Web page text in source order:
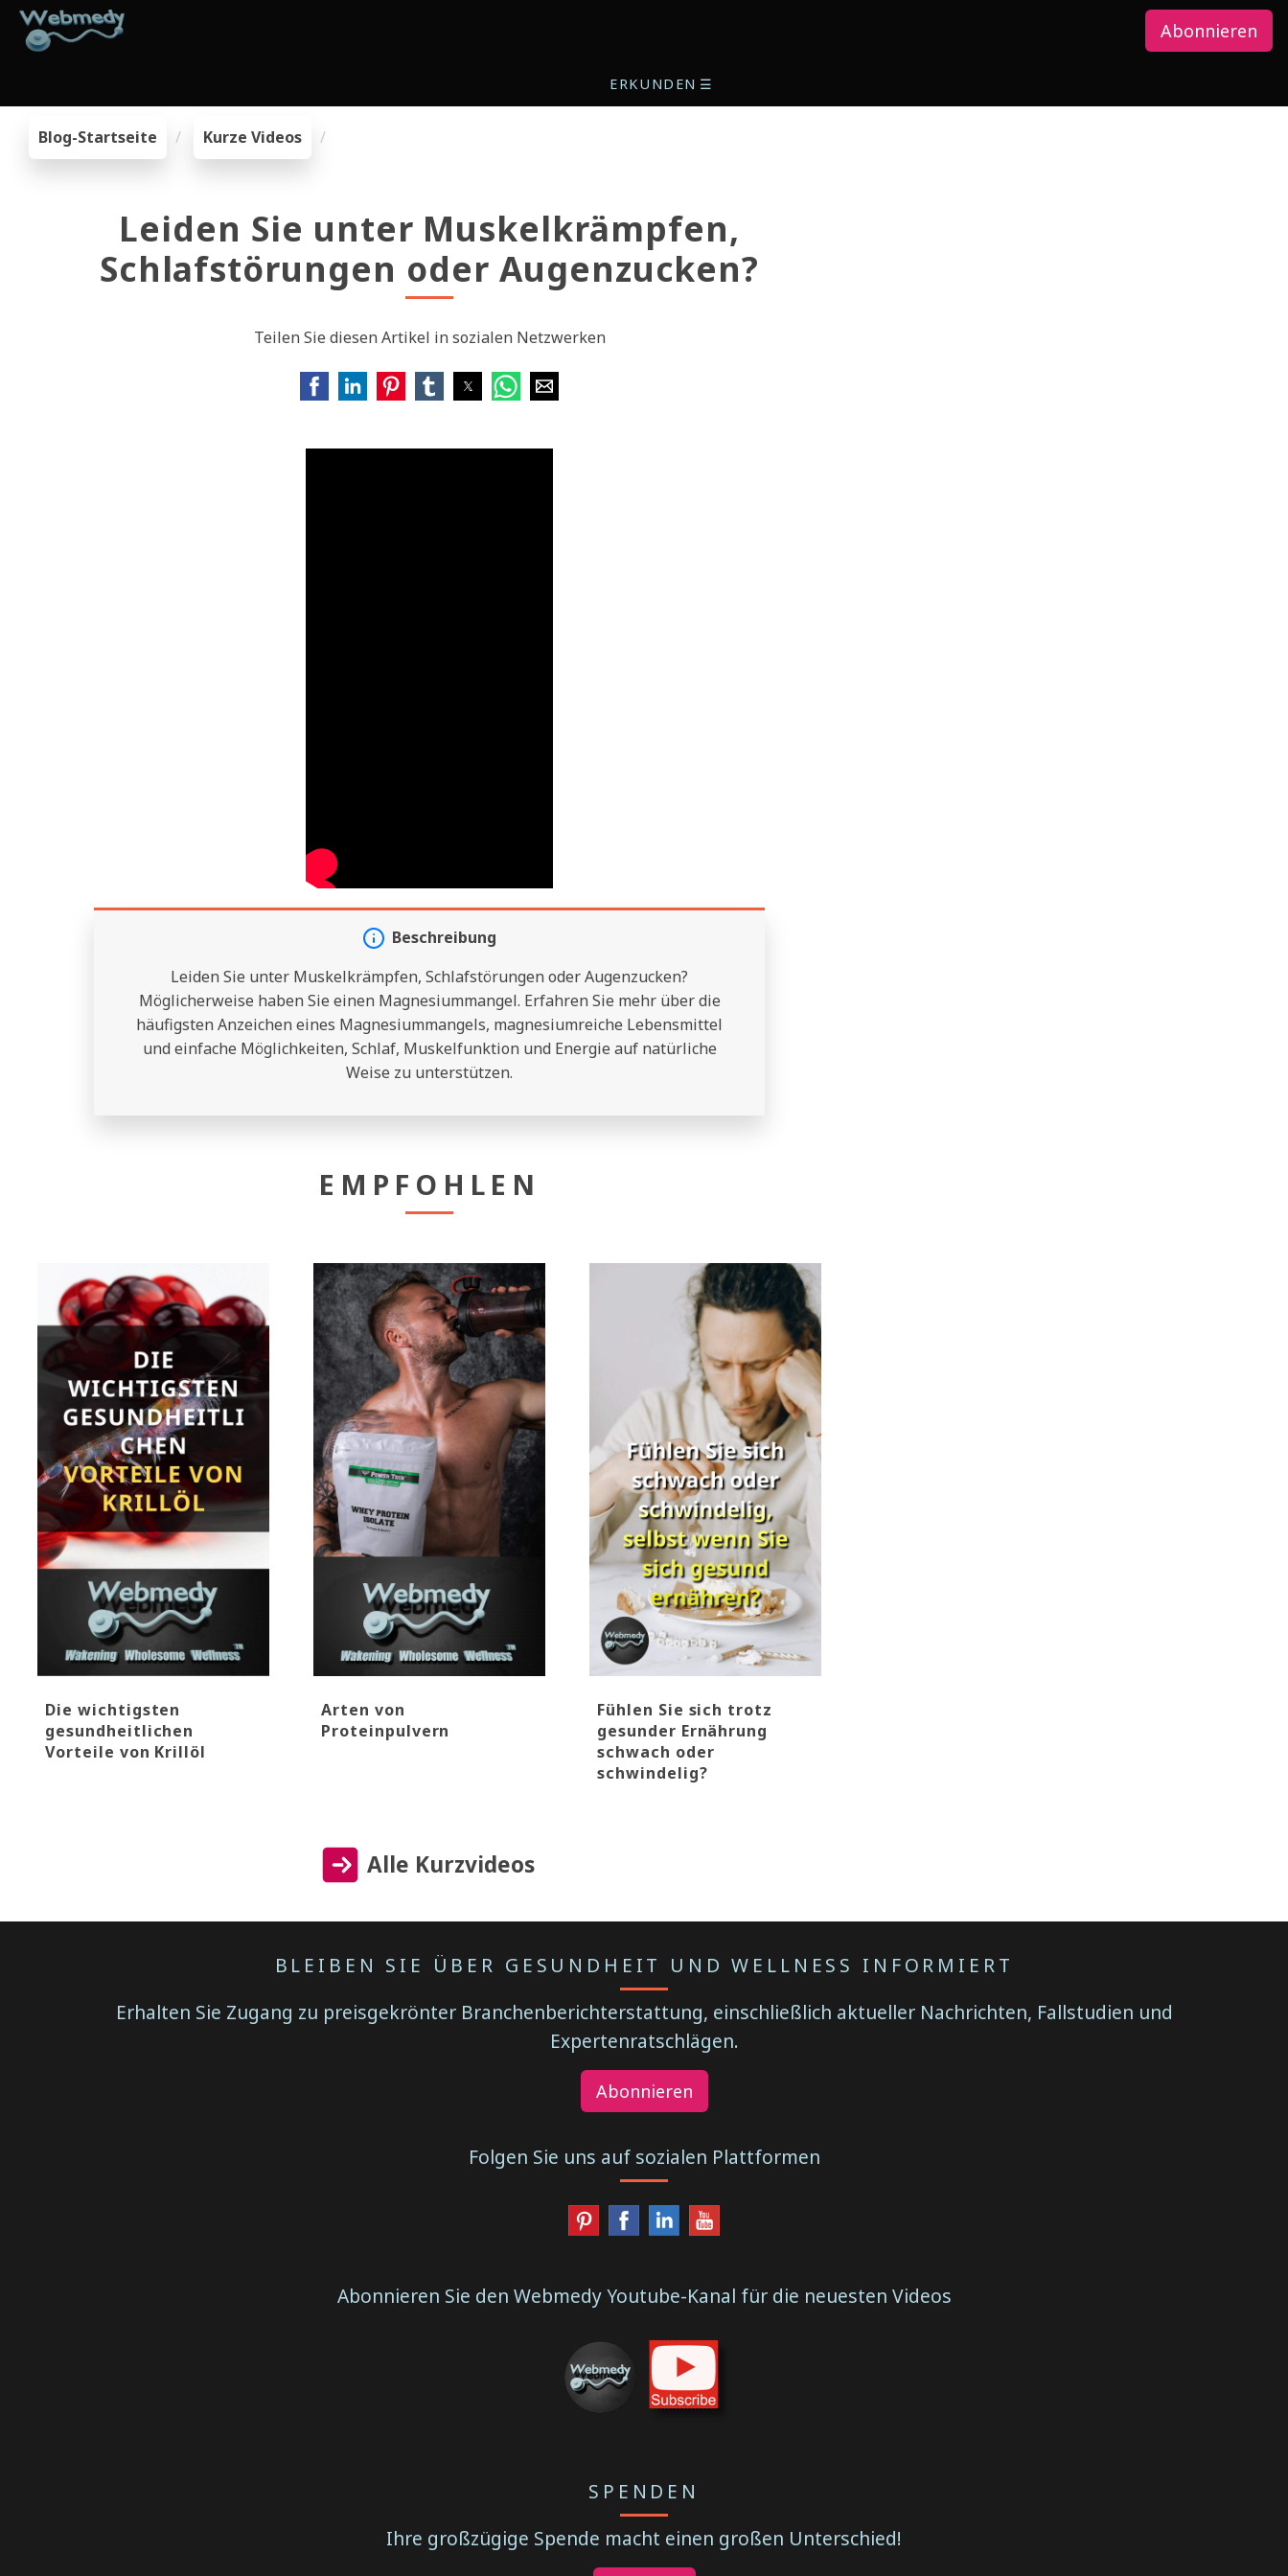
Abonnieren
ERKUNDEN ☰
Blog-Startseite Kurze Videos
Leiden Sie unter Muskelkrämpfen,
Schlafstörungen oder Augenzucken?
Teilen Sie diesen Artikel in sozialen Netzwerken
Beschreibung
Leiden Sie unter Muskelkrämpfen, Schlafstörungen oder Augenzucken?
Möglicherweise haben Sie einen Magnesiummangel. Erfahren Sie mehr über die
häufigsten Anzeichen eines Magnesiummangels, magnesiumreiche Lebensmittel
und einfache Möglichkeiten, Schlaf, Muskelfunktion und Energie auf natürliche
Weise zu unterstützen.
EMPFOHLEN
Die wichtigsten
gesundheitlichen
Vorteile von Krillöl
Arten von
Proteinpulvern
Fühlen Sie sich trotz
gesunder Ernährung
schwach oder
schwindelig?
Alle Kurzvideos
BLEIBEN SIE ÜBER GESUNDHEIT UND WELLNESS INFORMIERT
Erhalten Sie Zugang zu preisgekrönter Branchenberichterstattung, einschließlich aktueller Nachrichten, Fallstudien und
Expertenratschlägen.
Abonnieren
Folgen Sie uns auf sozialen Plattformen
Abonnieren Sie den Webmedy Youtube-Kanal für die neuesten Videos
SPENDEN
Ihre großzügige Spende macht einen großen Unterschied!